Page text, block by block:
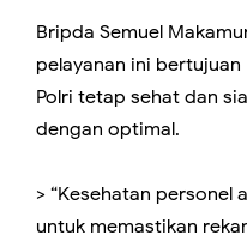
Bripda Semuel
pelayanan ini
Polri tetap sehat dan
dengan optimal.
> “Kesehatan personel
untuk memastikan